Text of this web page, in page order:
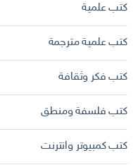
كتب علمية
كتب علمية مترجمة
كتب فكر وثقافة
كتب فلسفة ومنطق
كتب كمبيوتر وانترنت